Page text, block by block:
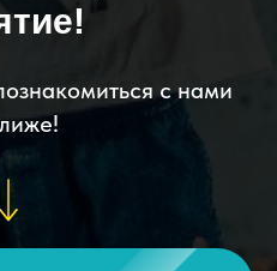
с нами